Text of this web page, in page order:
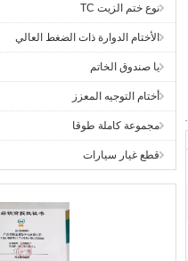
نوع ختم الزيت TC
الأختام الدوارة ذات الضغط العالي
يا صندوق الخاتم
أختام التوجيه المعزز
مجموعة كاملة طوقا
قطع غيار سيارات